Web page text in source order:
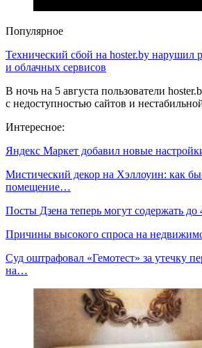
Популярное
Технический сбой на hoster.by нарушил
и облачных сервисов
В ночь на 5 августа пользователи
с недоступностью сайтов и
Интересное:
Яндекс Маркет добавил новые
Мистический декор на Хэллоуин: как
помещение…
Посты Дзена теперь могут содержать до
Причины высокого спроса на
Суд оштрафовал «Гемотест» за утечку
на…